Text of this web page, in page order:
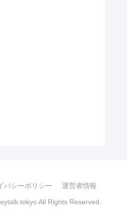
バシーポリシー 運営者情報
All Rights Reserved.